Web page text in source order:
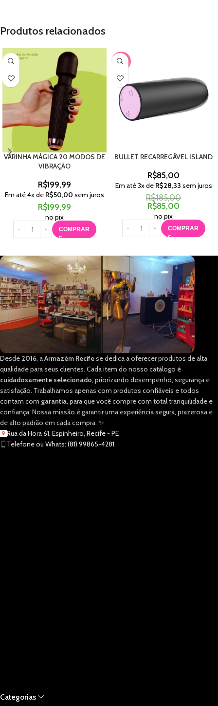
Produtos relacionados
VARINHA MÁGICA 20 MODOS DE
VIBRAÇÃO
R$199,99
Em até4x de R$50,00 sem juros
R$199,99
no pix
COMPRAR
-54%
BULLET RECARREGÁVEL ISLAND
R$85,00
Em até3x de R$28,33 sem juros
R$185,00
R$85,00
no pix
COMPRAR
Desde 2016, aArmazém Recifese dedica a oferecer produtos de alta
qualidade para seus clientes. Cada item do nosso catálogo é
cuidadosamente selecionado, priorizando desempenho, segurança e
satisfação. Trabalhamos apenas com produtos confiáveis e todos
contam com garantia, para que você compre com total tranquilidade e
confiança. Nossa missão é garantir uma experiência segura, prazerosa e
de alto padrão em cada compra. ✨
Rua da Hora 61, Espinheiro, Recife - PE
Telefone ou Whats: (81) 99865-4281
Categorias